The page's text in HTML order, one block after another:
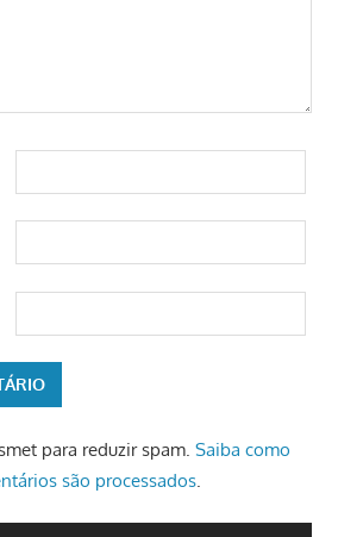
para reduzir spam. Saiba como
são processados.